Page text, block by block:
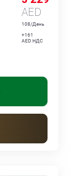
AED
108/День
+161
AED НДС